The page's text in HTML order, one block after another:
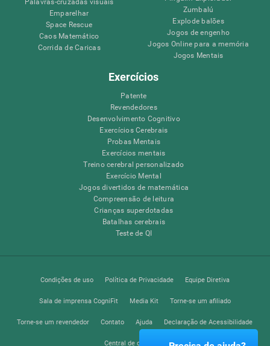
Palavras-cruzadas visuais
Emparelhar
Space Rescue
Caos Matemático
Corrida de Caricas
Zumbalú
Explode balões
Jogos de engenho
Jogos Online para a memória
Jogos Mentais
Exercícios
Patente
Revendedores
Desenvolvimento Cognitivo
Exercícios Cerebrais
Probas Mentais
Exercícios mentais
Treino cerebral personalizado
Exercício Mental
Jogos divertidos de matemática
Compreensão de leitura
Crianças superdotadas
Batalhas cerebrais
Teste de QI
Condições de uso Política de Privacidade Equipe Diretiva
Sala de imprensa CogniFit Media Kit Torne-se um afiliado
Torne-se um revendedor Contato Ajuda Declaração de Acessibilidade
Central de confiança